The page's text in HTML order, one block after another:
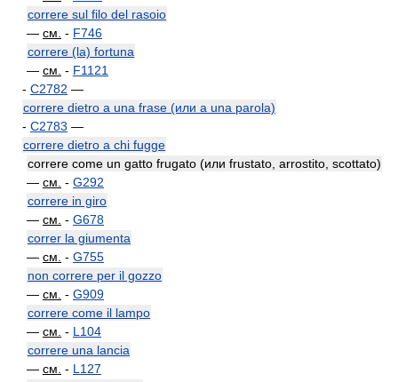
correre sul filo del rasoio
— см. - F746
correre (la) fortuna
— см. - F1121
- C2782 —
correre dietro a una frase (или a una parola)
- C2783 —
correre dietro a chi fugge
correre come un gatto frugato (или frustato, arrostito, scottato)
— см. - G292
correre in giro
— см. - G678
correr la giumenta
— см. - G755
non correre per il gozzo
— см. - G909
correre come il lampo
— см. - L104
correre una lancia
— см. - L127